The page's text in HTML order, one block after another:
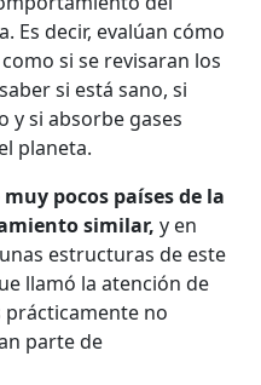
Es decir, evalúan cómo
si se revisaran los
si está sano, si
y si absorbe gases
planeta.
muy pocos países de la
similar, y en
estructuras de este
llamó la atención de
prácticamente no
parte de